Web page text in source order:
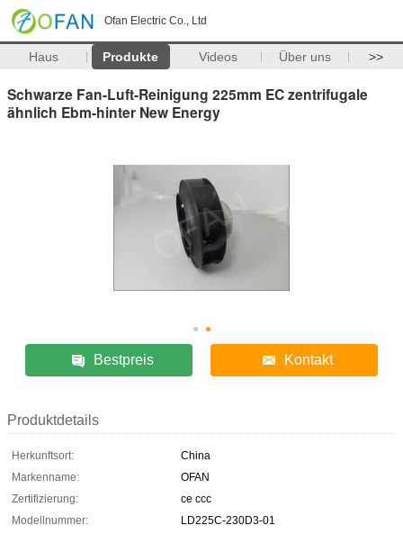
Ofan Electric Co., Ltd
Haus Produkte Videos Über uns >>
Schwarze Fan-Luft-Reinigung 225mm EC zentrifugale
ähnlich Ebm-hinter New Energy
Bestpreis Kontakt
Produktdetails
Herkunftsort:
China
Markenname:
OFAN
Zertifizierung:
ce ccc
Modellnummer:
LD225C-230D3-01